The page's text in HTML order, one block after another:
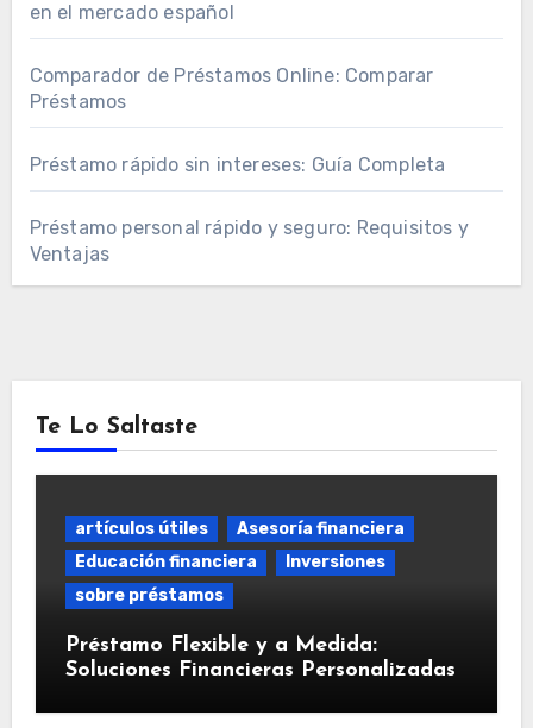
en el mercado español
Comparador de Préstamos Online: Comparar
Préstamos
Préstamo rápido sin intereses: Guía Completa
Préstamo personal rápido y seguro: Requisitos y
Ventajas
Te Lo Saltaste
artículos útiles
Asesoría financiera
Educación financiera
Inversiones
sobre préstamos
Préstamo Flexible y a Medida:
Soluciones Financieras Personalizadas